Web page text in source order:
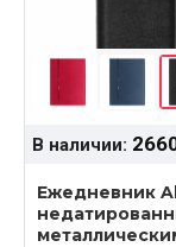
В наличии:
Ежедневник